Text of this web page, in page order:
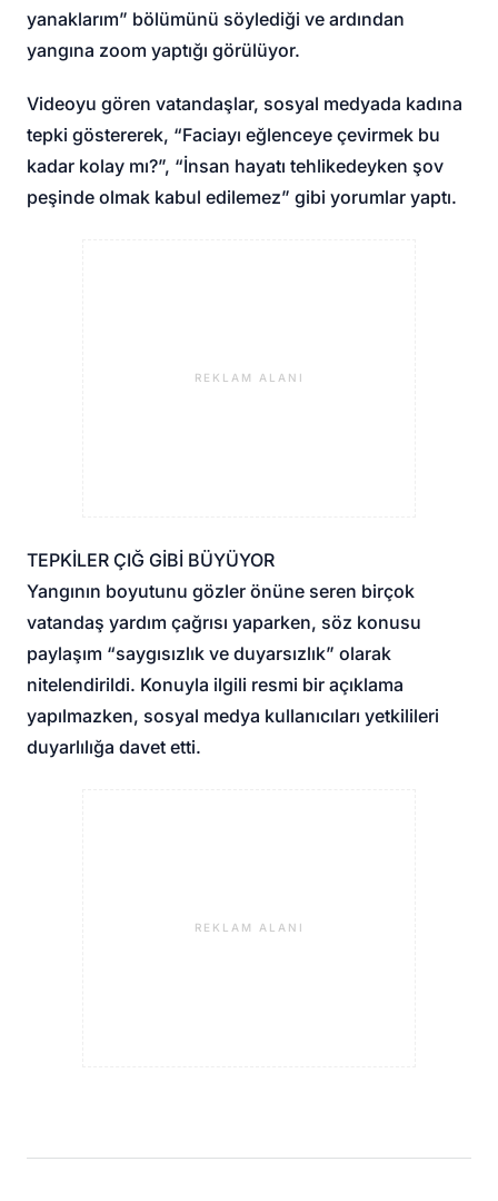
yanaklarım” bölümünü söylediği ve ardından
yangına zoom yaptığı görülüyor.
Videoyu gören vatandaşlar, sosyal medyada kadına
tepki göstererek, “Faciayı eğlenceye çevirmek bu
kadar kolay mı?”, “İnsan hayatı tehlikedeyken şov
peşinde olmak kabul edilemez” gibi yorumlar yaptı.
REKLAM ALANI
TEPKİLER ÇIĞ GİBİ BÜYÜYOR
Yangının boyutunu gözler önüne seren birçok
vatandaş yardım çağrısı yaparken, söz konusu
paylaşım “saygısızlık ve duyarsızlık” olarak
nitelendirildi. Konuyla ilgili resmi bir açıklama
yapılmazken, sosyal medya kullanıcıları yetkilileri
duyarlılığa davet etti.
REKLAM ALANI